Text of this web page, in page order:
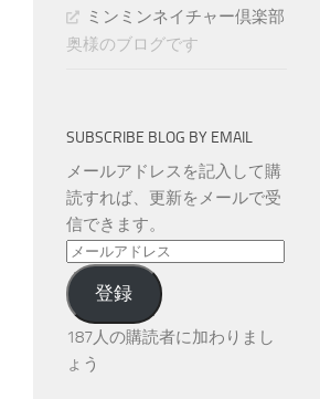
ミンミンネイチャー倶楽部
奥様のブログです
SUBSCRIBE BLOG BY EMAIL
メールアドレスを記入して購
読すれば、更新をメールで受
信できます。
メ
ー
ル
ア
ド
登録
187人の購読者に加わりまし
ょう